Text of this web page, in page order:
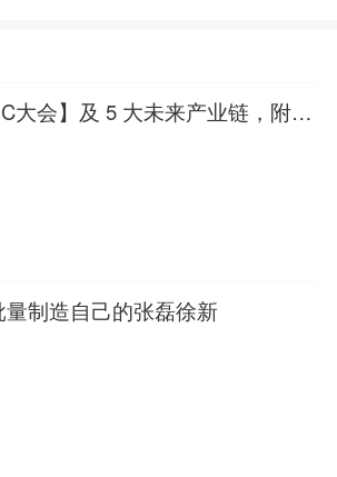
大会】及 5 大未来产业链，附核
量制造自己的张磊徐新